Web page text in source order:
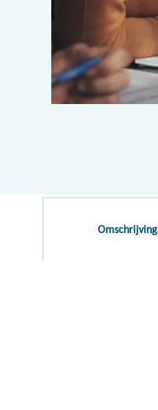
Omschrijving